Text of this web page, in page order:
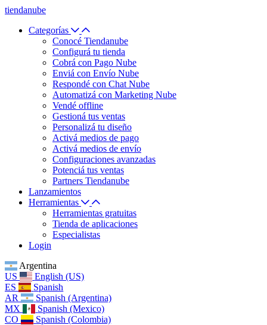
tiendanube
Categorías
Conocé Tiendanube
Configurá tu tienda
Cobrá con Pago Nube
Enviá con Envío Nube
Respondé con Chat Nube
Automatizá con Marketing Nube
Vendé offline
Gestioná tus ventas
Personalizá tu diseño
Activá medios de pago
Activá medios de envío
Configuraciones avanzadas
Potenciá tus ventas
Partners Tiendanube
Lanzamientos
Herramientas
Herramientas gratuitas
Tienda de aplicaciones
Especialistas
Login
Argentina
US
English (US)
ES
Spanish
AR
Spanish (Argentina)
MX
Spanish (Mexico)
CO
Spanish (Colombia)